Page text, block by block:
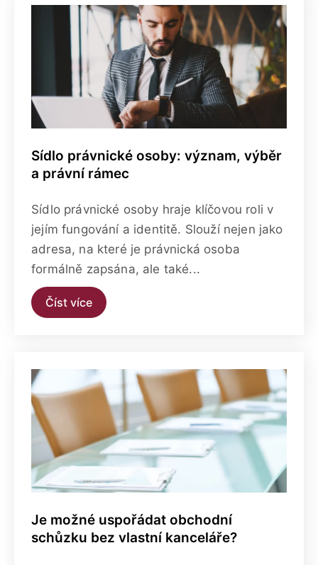
Sídlo právnické osoby: význam, výběr
a právní rámec
Sídlo právnické osoby hraje klíčovou roli v
jejím fungování a identitě. Slouží nejen jako
adresa, na které je právnická osoba
formálně zapsána, ale také...
Číst více
Je možné uspořádat obchodní
schůzku bez vlastní kanceláře?